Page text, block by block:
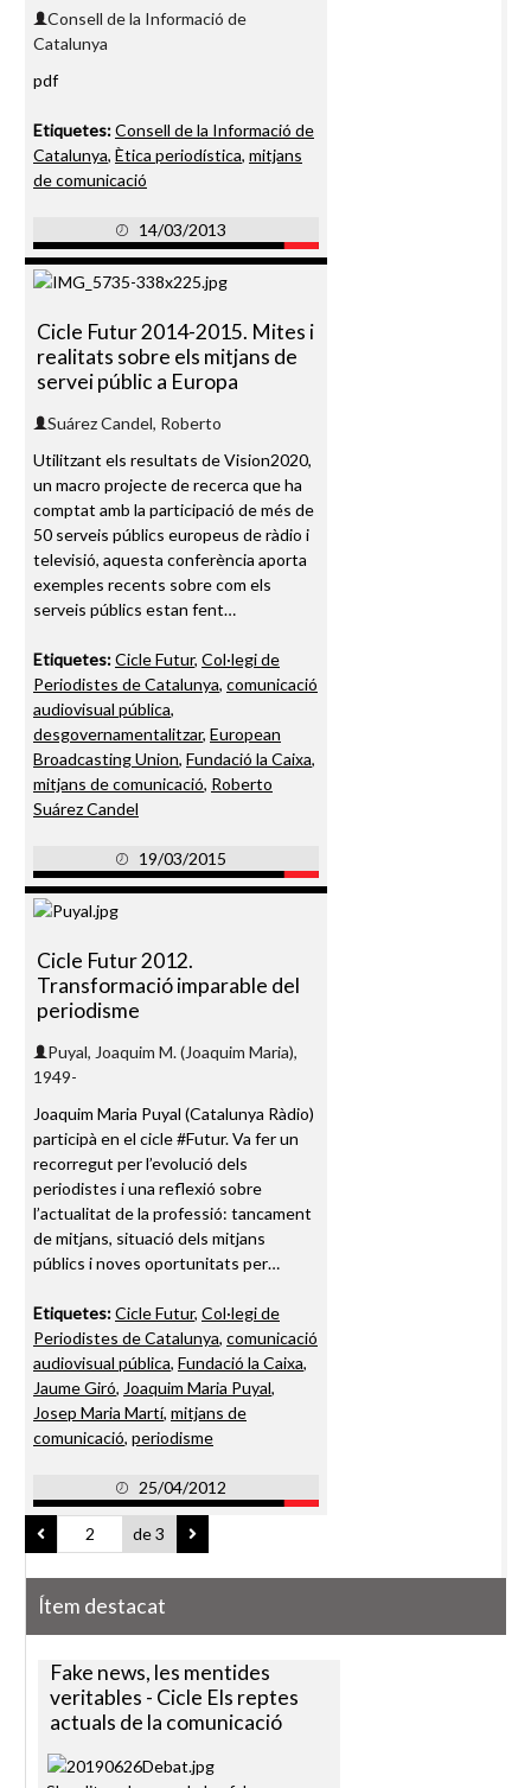
Consell de la Informació de
Catalunya
pdf
Etiquetes:Consell de la Informació de
Catalunya, Ètica periodística, mitjans
de comunicació
14/03/2013
Cicle Futur 2014-2015. Mites i
realitats sobre els mitjans de
servei públic a Europa
Suárez Candel, Roberto
Utilitzant els resultats de Vision2020,
un macro projecte de recerca que ha
comptat amb la participació de més de
50 serveis públics europeus de ràdio i
televisió, aquesta conferència aporta
exemples recents sobre com els
serveis públics estan fent…
Etiquetes:Cicle Futur, Col·legi de
Periodistes de Catalunya, comunicació
audiovisual pública,
desgovernamentalitzar, European
Broadcasting Union, Fundació la Caixa,
mitjans de comunicació, Roberto
Suárez Candel
19/03/2015
Cicle Futur 2012.
Transformació imparable del
periodisme
Puyal, Joaquim M. (Joaquim Maria),
1949-
Joaquim Maria Puyal (Catalunya Ràdio)
participà en el cicle #Futur. Va fer un
recorregut per l’evolució dels
periodistes i una reflexió sobre
l’actualitat de la professió: tancament
de mitjans, situació dels mitjans
públics i noves oportunitats per…
Etiquetes:Cicle Futur, Col·legi de
Periodistes de Catalunya, comunicació
audiovisual pública, Fundació la Caixa,
Jaume Giró, Joaquim Maria Puyal,
Josep Maria Martí, mitjans de
comunicació, periodisme
25/04/2012
de 3
Ítem destacat
Fake news, les mentides
veritables - Cicle Els reptes
actuals de la comunicació